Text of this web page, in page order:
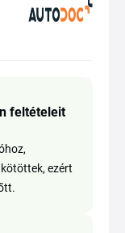
feltételeit
ezért